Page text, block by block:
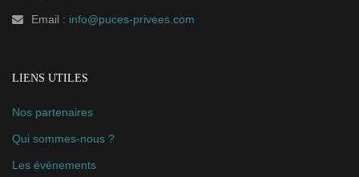
Email : info@puces-privees.com
LIENS UTILES
Nos partenaires
Qui sommes-nous ?
Les événements